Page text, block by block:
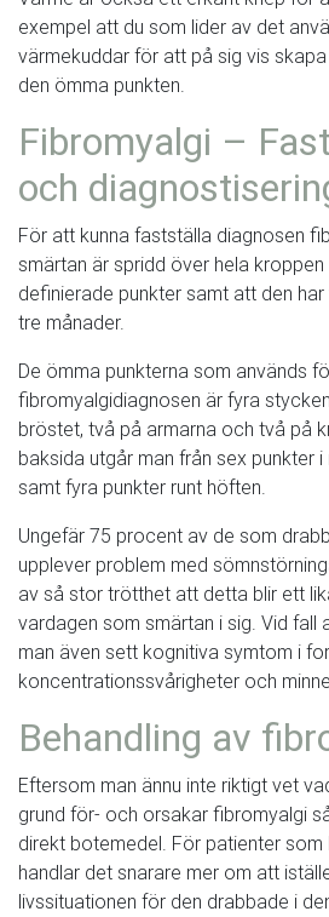
exempel att du som lider av det
värmekuddar för att på sig vis
den ömma punkten.
Fibromyalgi –
och
För att kunna fastställa diagnosen
smärtan är spridd över hela
definierade punkter samt att den
tre månader.
De ömma punkterna som används
fibromyalgidiagnosen är fyra
bröstet, två på armarna och två på
baksida utgår man från sex punkter
samt fyra punkter runt höften.
Ungefär 75 procent av de som
upplever problem med
av så stor trötthet att detta blir ett
vardagen som smärtan i sig. Vid fall
man även sett kognitiva symtom i
koncentrationssvårigheter och
Behandling av
Eftersom man ännu inte riktigt vet
grund för- och orsakar fibromyalgi
direkt botemedel. För patienter
handlar det snarare mer om att
livssituationen för den drabbade i